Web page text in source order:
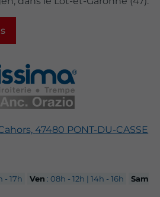
47480 PONT-DU-CASSE
- 17h Ven : 08h - 12h | 14h - 16h
Sam